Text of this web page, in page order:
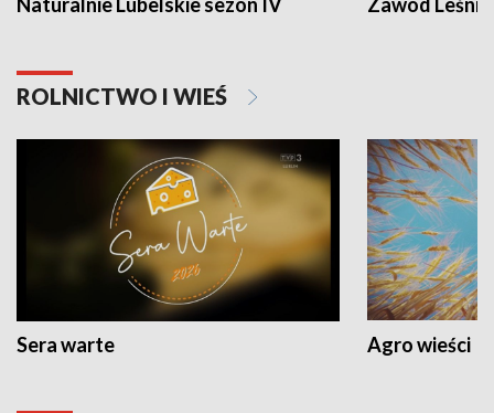
ROLNICTWO I WIEŚ
Sera warte Agro wieści